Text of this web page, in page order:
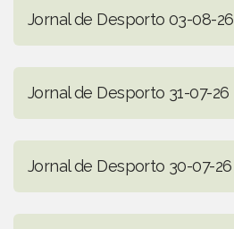
Jornal de Desporto 03-08-26
Jornal de Desporto 31-07-26
Jornal de Desporto 30-07-26